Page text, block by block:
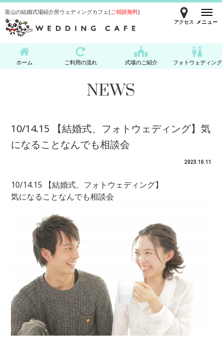
アクセス メニュー
富山の結婚式場紹介所ウェディングカフェ[ご相談無料]
ホーム ご利用の流れ 式場のご紹介 フォトウェディング
NEWS
10/14.15 【結婚式、フォトウェディング】気
になることなんでも相談会
2023.10.11
10/14.15 【結婚式、フォトウェディング】
気になることなんでも相談会